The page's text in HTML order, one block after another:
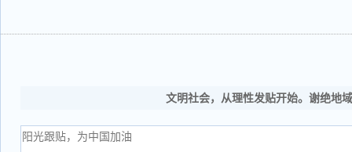
文明社会，从理性发贴开始。谢绝地